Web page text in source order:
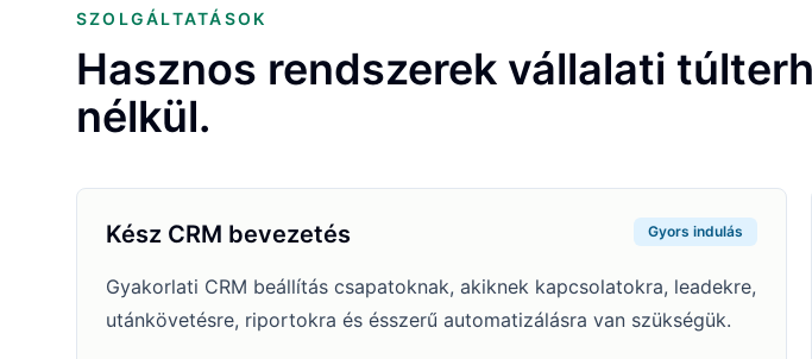
SZOLGÁLTATÁSOK
Hasznos rendszerek vállalati
nélkül.
Kész CRM bevezetés Gyors indulás
Gyakorlati CRM beállítás csapatoknak, akiknek kapcsolatokra, leadekre,
utánkövetésre, riportokra és ésszerű automatizálásra van szükségük.